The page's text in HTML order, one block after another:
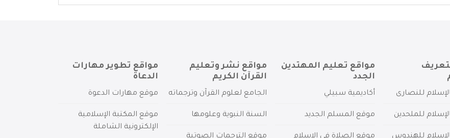
للنصارى
للملحدين
مواقع تعليم المهتدين
الجدد
أكاديمية سبيلي
موقع المسلم الجديد
مواقع نشر وتعليم
القرآن الكريم
الجامع لعلوم القرآن وترجماته
السنة النبوية وعلومها
مواقع تطوير مهارات
الدعاة
موقع مهارات الدعوة
موقع المكتبة الإسلامية
الإلكترونية الشاملة